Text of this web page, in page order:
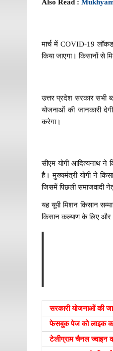
Also Read :
मार्च में COVID-19
किया जाएगा। किसानों से
उत्तर प्रदेश सरकार सभी
योजनाओं की जानकारी
करेगा।
सीएम योगी आदित्यनाथ ने
है। मुख्यमंत्री योगी ने
जिसमें पिछली समाजवादी
यह यूपी मिशन किसान
किसान कल्याण के लिए और
सरकारी योजनाओं की
फेसबुक पेज को लाइक
टेलीग्राम चैनल